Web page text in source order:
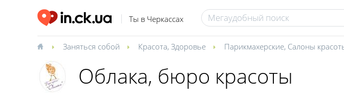
Ты в Черкассах
Заняться собой Красота, Здоровье Парикмахерские, Салоны
Облака, бюро красоты